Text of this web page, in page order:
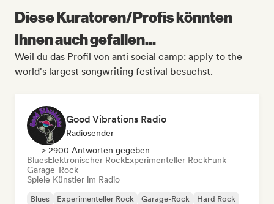
Diese Kuratoren/Profis könnten
Ihnen auch gefallen...
Weil du das Profil von anti social camp: apply to the
world's largest songwriting festival besuchst.
Good Vibrations Radio
Radiosender
> 2900 Antworten gegeben
BluesElektronischer RockExperimenteller RockFunk
Garage-Rock
Spiele Künstler im Radio
Blues Experimenteller Rock Garage-Rock
Hard Rock